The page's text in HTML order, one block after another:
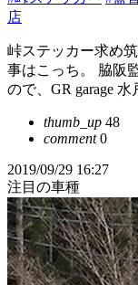
店
峠ステッカー求め
事はこっち。 脇阪
ので、GR garage
thumb_up 48
comment0
2019/09/29 16:27
注目の車種